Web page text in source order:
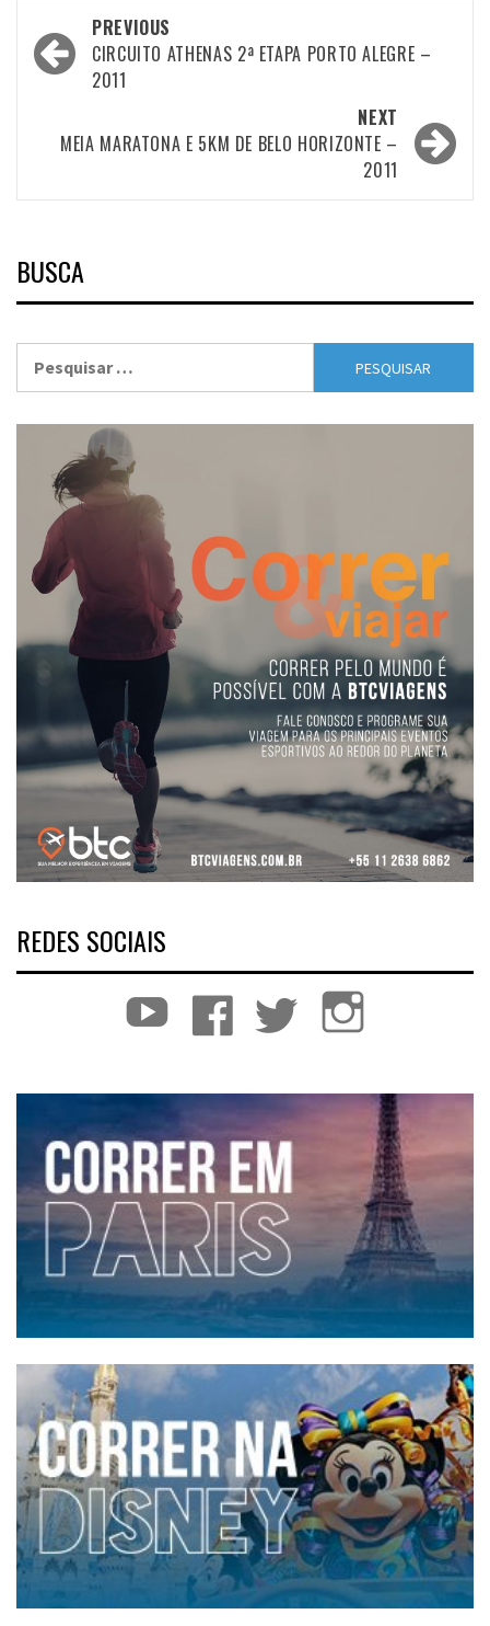
Post
navigation
PREVIOUS
CIRCUITO ATHENAS 2ª ETAPA PORTO ALEGRE –
2011
NEXT
MEIA MARATONA E 5KM DE BELO HORIZONTE –
2011
BUSCA
REDES SOCIAIS
YouTube Facebook Twitter